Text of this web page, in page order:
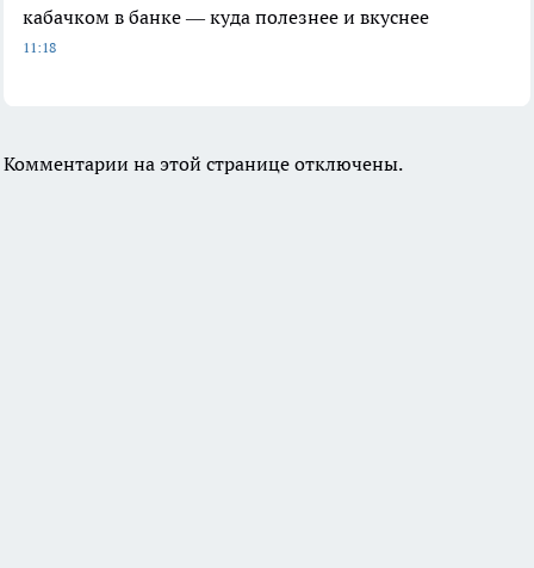
кабачком в банке — куда полезнее и вкуснее
11:18
Комментарии на этой странице отключены.